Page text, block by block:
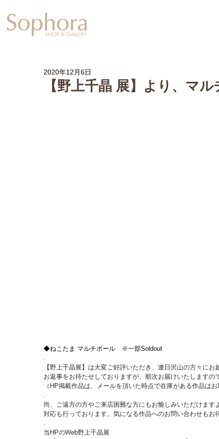
【野上千晶 展】より、マ
2020年12月6日
◆ねこたま マルチボール　※一部Soldout
.
【野上千晶展】は大変ご好評いただき、連日沢山の方々に
お返事をお待たせしておりますが、順次お届けいたします
（HP掲載作品は、メールを頂いた時点で在庫がある作品は
.
尚、ご遠方の方やご来店困難な方にもお愉しみいただけま
対応も行っております。気になる作品へのお問い合わせもお
.
当HPのWeb野上千晶展